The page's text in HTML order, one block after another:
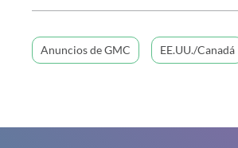
Anuncios de GMC EE.UU./Canadá